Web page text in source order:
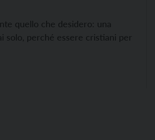
quello che desidero: una
solo, perché essere cristiani per